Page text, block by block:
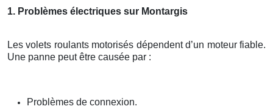
1. Problèmes électriques sur Montargis
Les volets roulants motorisés dépendent d’un moteur fiable.
Une panne peut être causée par :
Problèmes de connexion.